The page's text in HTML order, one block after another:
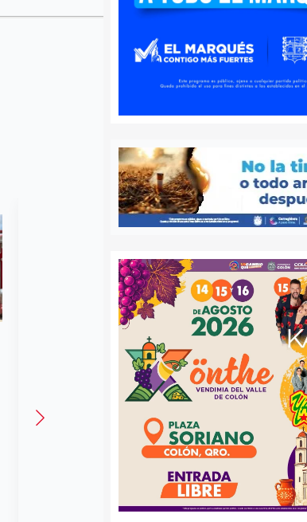
Buscará Fiscalía de
Querétaro mantener en
prisión preventiva a
neurocirujano acusado
de agresión sexual
6 agosto, 2026
La Fiscalía General del Estado de
Querétaro afirmó que agotará
todos los recursos legales para
mantener la medida cautelar de
tras
del
Daniel
El fiscal
Antonio
como
ocurrido